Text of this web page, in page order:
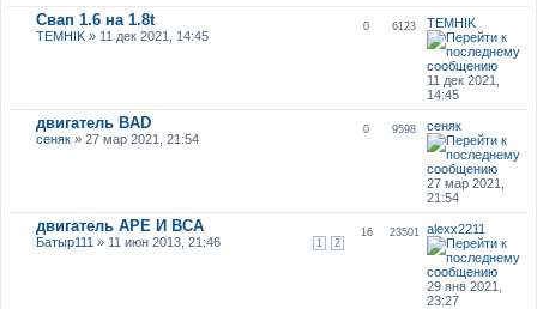
Свап 1.6 на 1.8t
TEMHIK» 11 дек 2021, 14:45
0 6123 TEMHIK
11 дек 2021,
14:45
двигатель BAD
сеняк» 27 мар 2021, 21:54
0 9598 сеняк
27 мар 2021,
21:54
двигатель APE И BCA
1 2
Батыр111 » 11 июн 2013, 21:46
16 23501 alexx2211
29 янв 2021,
23:27